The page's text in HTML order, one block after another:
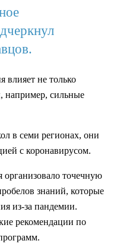
влияет не только
например, сильные
в семи регионах, они
с коронавирусом.
точечную
знаний, которые
из-за пандемии.
рекомендации по